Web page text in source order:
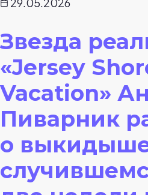
29.05.2026
Звезда
«Jersey
Vacation»
Пиварник
о